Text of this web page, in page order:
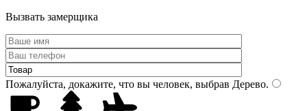
Вызвать замерщика
Пожалуйста, докажите, что вы человек, выбрав Дерево.